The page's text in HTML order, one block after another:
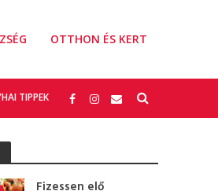
OTTHON ÉS KERT
TIPPEK
Fizessen elő